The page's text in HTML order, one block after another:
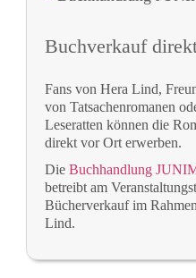
Buchverkauf
Fans von Hera Lind,
von Tatsachenromanen
Leseratten können die
direkt vor Ort erwerben.
DieBuchhandlung
betreibt am
Bücherverkauf im
Lind.